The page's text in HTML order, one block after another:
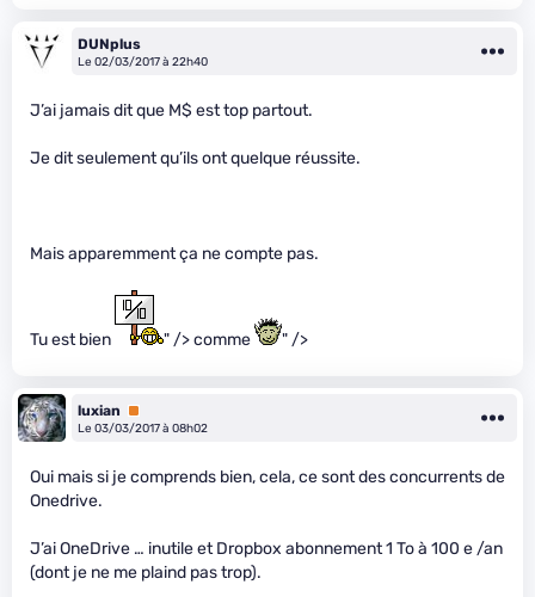
DUNplus
Le 02/03/2017 à 22h40
J’ai jamais dit que M$ est top partout.
Je dit seulement qu’ils ont quelque réussite.
Mais apparemment ça ne compte pas.
Tu est bien " /> comme " />
luxian
Premium
Le 03/03/2017 à 08h02
Oui mais si je comprends bien, cela, ce sont des concurrents de
Onedrive.
J’ai OneDrive … inutile et Dropbox abonnement 1 To à 100 e /an
(dont je ne me plaind pas trop).